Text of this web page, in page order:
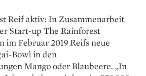
Reif aktiv: In Zusammenarbeit
Start-up The Rainforest
im Februar 2019 Reifs neue
Bowl in den
Mango oder Blaubeere. „In